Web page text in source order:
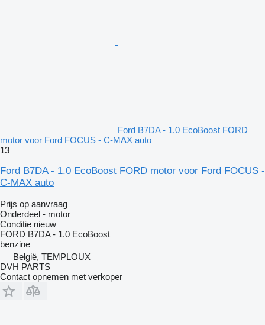
Ford B7DA - 1.0 EcoBoost FORD
motor voor Ford FOCUS - C-MAX auto
13
Ford B7DA - 1.0 EcoBoost FORD motor voor Ford FOCUS -
C-MAX auto
Prijs op aanvraag
Onderdeel - motor
Conditie nieuw
FORD B7DA - 1.0 EcoBoost
benzine
België, TEMPLOUX
DVH PARTS
Contact opnemen met verkoper